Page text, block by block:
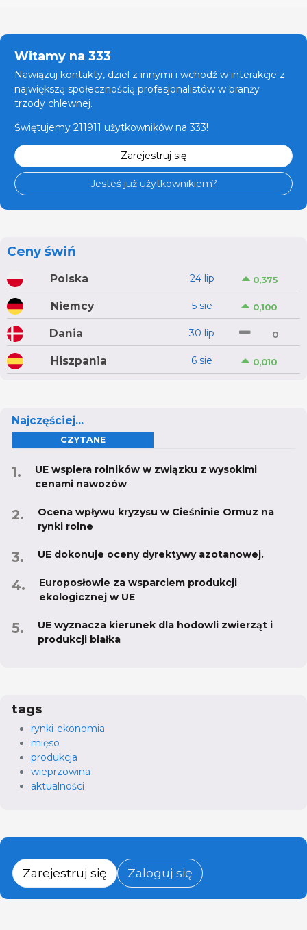
Witamy na 333
Nawiązuj kontakty, dziel z innymi i wchodź w interakcje z
największą społecznością profesjonalistów w branży
trzody chlewnej.
Świętujemy 211911 użytkowników na 333!
Zarejestruj się
Jesteś już użytkownikiem?
Ceny świń
Polska 24 lip 0,375
Niemcy 5 sie 0,100
Dania 30 lip 0
Hiszpania 6 sie 0,010
Najczęściej...
CZYTANE
UE wspiera rolników w związku z wysokimi
cenami nawozów
Ocena wpływu kryzysu w Cieśninie Ormuz na
rynki rolne
UE dokonuje oceny dyrektywy azotanowej.
Europosłowie za wsparciem produkcji
ekologicznej w UE
UE wyznacza kierunek dla hodowli zwierząt i
produkcji białka
tags
rynki-ekonomia
mięso
produkcja
wieprzowina
aktualności
Zarejestruj się Zaloguj się